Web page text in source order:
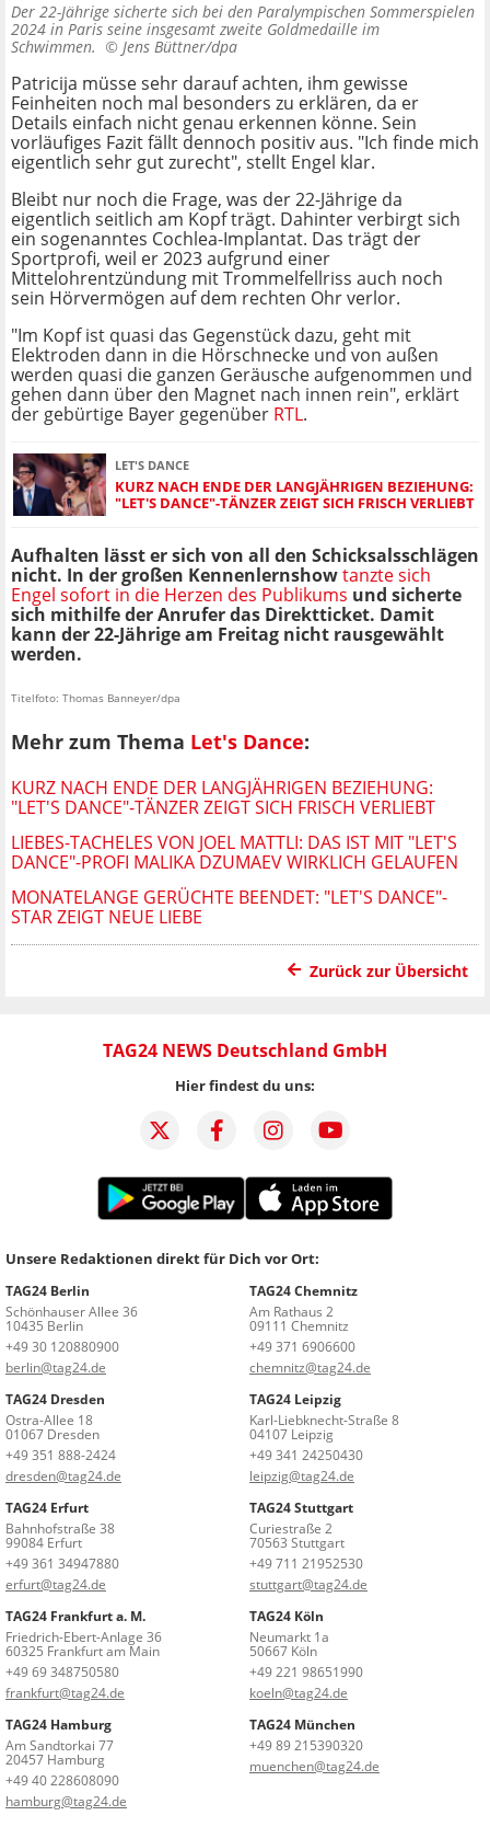
Der 22-Jährige sicherte sich bei den Paralympischen Sommerspielen
2024 in Paris seine insgesamt zweite Goldmedaille im
Schwimmen. © Jens Büttner/dpa
Patricija müsse sehr darauf achten, ihm gewisse
Feinheiten noch mal besonders zu erklären, da er
Details einfach nicht genau erkennen könne. Sein
vorläufiges Fazit fällt dennoch positiv aus. "Ich finde mich
eigentlich sehr gut zurecht", stellt Engel klar.
Bleibt nur noch die Frage, was der 22-Jährige da
eigentlich seitlich am Kopf trägt. Dahinter verbirgt sich
ein sogenanntes Cochlea-Implantat. Das trägt der
Sportprofi, weil er 2023 aufgrund einer
Mittelohrentzündung mit Trommelfellriss auch noch
sein Hörvermögen auf dem rechten Ohr verlor.
"Im Kopf ist quasi das Gegenstück dazu, geht mit
Elektroden dann in die Hörschnecke und von außen
werden quasi die ganzen Geräusche aufgenommen und
gehen dann über den Magnet nach innen rein", erklärt
der gebürtige Bayer gegenüber RTL.
LET'S DANCE
KURZ NACH ENDE DER LANGJÄHRIGEN BEZIEHUNG:
"LET'S DANCE"-TÄNZER ZEIGT SICH FRISCH VERLIEBT
Aufhalten lässt er sich von all den Schicksalsschlägen
nicht. In der großen Kennenlernshowtanzte sich
Engel sofort in die Herzen des Publikums und sicherte
sich mithilfe der Anrufer das Direktticket. Damit
kann der 22-Jährige am Freitag nicht rausgewählt
werden.
Titelfoto: Thomas Banneyer/dpa
Mehr zum Thema Let's Dance:
KURZ NACH ENDE DER LANGJÄHRIGEN BEZIEHUNG:
"LET'S DANCE"-TÄNZER ZEIGT SICH FRISCH VERLIEBT
LIEBES-TACHELES VON JOEL MATTLI: DAS IST MIT "LET'S
DANCE"-PROFI MALIKA DZUMAEV WIRKLICH GELAUFEN
MONATELANGE GERÜCHTE BEENDET: "LET'S DANCE"-
STAR ZEIGT NEUE LIEBE
Zurück zur Übersicht
TAG24 NEWS Deutschland GmbH
Hier findest du uns:
Unsere Redaktionen direkt für Dich vor Ort:
TAG24 Berlin
Schönhauser Allee 36
10435 Berlin
+49 30 120880900
berlin@tag24.de
TAG24 Chemnitz
Am Rathaus 2
09111 Chemnitz
+49 371 6906600
chemnitz@tag24.de
TAG24 Dresden
Ostra-Allee 18
01067 Dresden
+49 351 888-2424
dresden@tag24.de
TAG24 Leipzig
Karl-Liebknecht-Straße 8
04107 Leipzig
+49 341 24250430
leipzig@tag24.de
TAG24 Erfurt
Bahnhofstraße 38
99084 Erfurt
+49 361 34947880
erfurt@tag24.de
TAG24 Stuttgart
Curiestraße 2
70563 Stuttgart
+49 711 21952530
stuttgart@tag24.de
TAG24 Frankfurt a. M.
Friedrich-Ebert-Anlage 36
60325 Frankfurt am Main
+49 69 348750580
frankfurt@tag24.de
TAG24 Köln
Neumarkt 1a
50667 Köln
+49 221 98651990
koeln@tag24.de
TAG24 Hamburg
Am Sandtorkai 77
20457 Hamburg
+49 40 228608090
hamburg@tag24.de
TAG24 München
+49 89 215390320
muenchen@tag24.de